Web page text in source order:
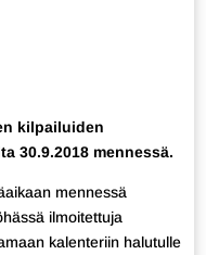
kilpailuiden
30.9.2018 mennessä.
mennessä
ilmoitettuja
kalenteriin halutulle